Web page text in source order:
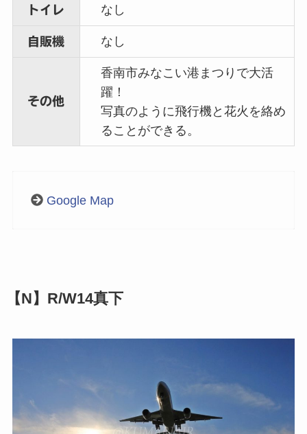
トイレ なし
自販機 なし
その他
香南市みなこい港まつりで大活
躍！
写真のように飛行機と花火を絡め
ることができる。
Google Map
【N】R/W14真下